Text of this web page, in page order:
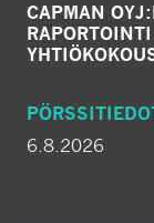
CAPMAN
6.8.2026